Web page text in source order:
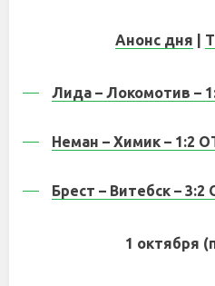
Анонс дня
Лида – Локомотив –
Неман – Химик – 1:2
Брест – Витебск – 3:2
1 октября